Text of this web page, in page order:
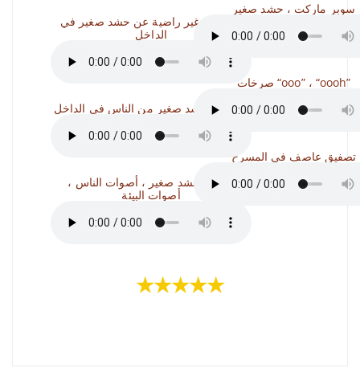
محادثات غير راضية عن حشد صغير في
الداخل
صرخات حشد صغير من الناس في الداخل
فندق ، حشد صغير ، أصوات الناس ،
أصوات البيئة
سوبر ماركت ، حشد صغير
صرخات “ooo” ، “oooh”
تصفيق عاصف في المسرح
★★★★★